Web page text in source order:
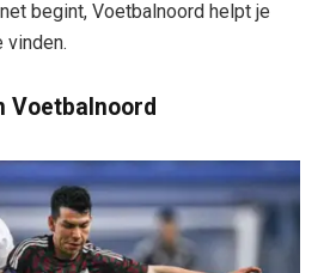
begint, Voetbalnoord helpt je
vinden.
Voetbalnoord